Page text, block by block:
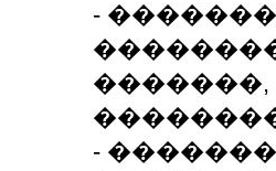
-
�������,
-